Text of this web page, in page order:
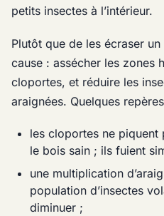
petits insectes à l’intérieur.
Plutôt que de les écraser
cause : assécher les zones
cloportes, et réduire les
araignées. Quelques
les cloportes ne piquent
le bois sain ; ils fuient
une multiplication
population d’insectes
diminuer ;